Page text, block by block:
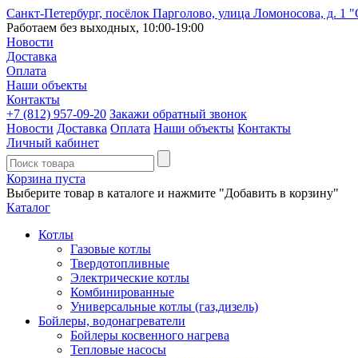
Санкт-Петербург, посёлок Парголово, улица Ломоносова, д. 1
Работаем без выходных, 10:00-19:00
Новости
Доставка
Оплата
Наши объекты
Контакты
+7 (812) 957-09-20 Закажи обратный звонок
Новости Доставка Оплата Наши объекты Контакты
Личный кабинет
Корзина пуста
Выберите товар в каталоге и нажмите "Добавить в корзину"
Каталог
Котлы
Газовые котлы
Твердотопливные
Электрические котлы
Комбинированные
Универсальные котлы (газ,дизель)
Бойлеры, водонагреватели
Бойлеры косвенного нагрева
Тепловые насосы